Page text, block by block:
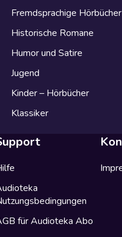
Fremdsprachige Hörbücher
Historische Romane
Humor und Satire
Jugend
Kinder – Hörbücher
Klassiker
für Audioteka Abo